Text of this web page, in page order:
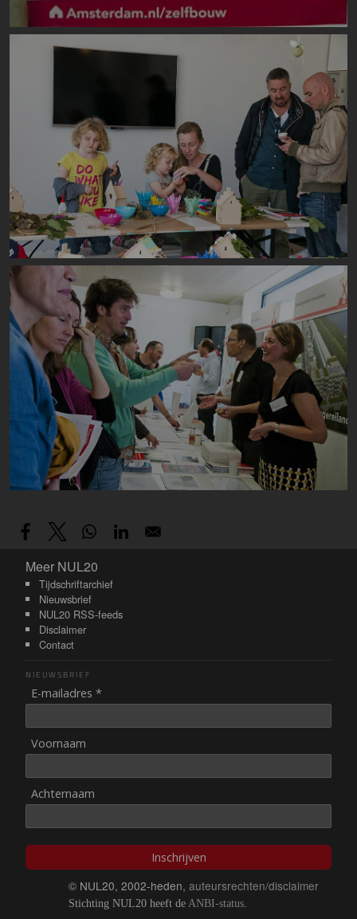
Image
Meer NUL20
Meer NUL20
Tijdschriftarchief
Nieuwsbrief
NUL20 RSS-feeds
Disclaimer
Contact
NIEUWSBRIEF
E-mailadres *
Voornaam
Achternaam
Inschrijven
© NUL20, 2002-heden, auteursrechten/disclaimer
Stichting NUL20 heeft de ANBI-status